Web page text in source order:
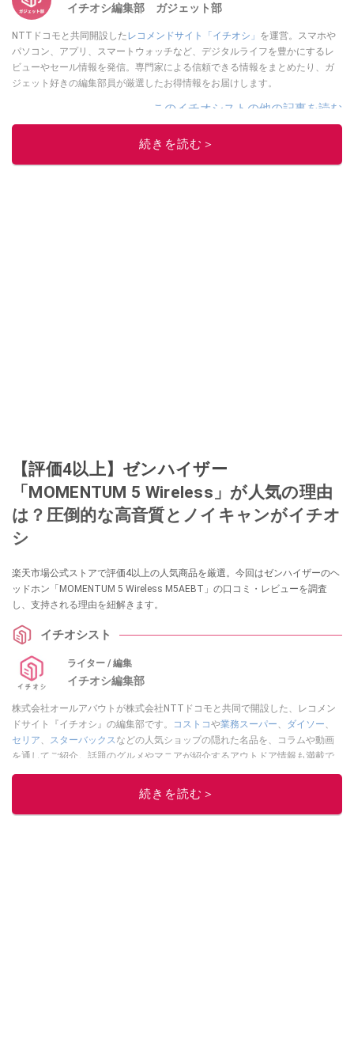
イチオシ編集部 ガジェット部
NTTドコモと共同開設した レコメンドサイト「イチオシ」 を運営。スマホや
パソコン、アプリ、スマートウォッチなど、デジタルライフを豊かにするレ
ビューやセール情報を発信。専門家による信頼できる情報をまとめたり、ガ
ジェット好きの編集部員が厳選したお得情報をお届けします。
このイチオシストの他の記事を読む
続きを読む＞
【評価4以上】ゼンハイザー
「MOMENTUM 5 Wireless」が人気の理由
は？圧倒的な高音質とノイキャンがイチオ
シ
楽天市場公式ストアで評価4以上の人気商品を厳選。今回はゼンハイザーのヘ
ッドホン「MOMENTUM 5 Wireless M5AEBT」の口コミ・レビューを調査
し、支持される理由を紐解きます。
イチオシスト
ライター / 編集
イチオシ編集部
株式会社オールアバウトが株式会社NTTドコモと共同で開設した、レコメン
ドサイト『イチオシ』の編集部です。
コストコや業務スーパー、 ダイソー、
セリア、 スターバックスなどの人気ショップの隠れた名品を、コラムや動画
を通してご紹介。話題のグルメやマニアが紹介するアウトドア情報も満載で
す。配信しているコンテンツは専門家やインフルエンサーが実際に使用して
レビューしています。毎日トレンド情報をお届けしているので、ぜひ
してください！
続きを読む＞